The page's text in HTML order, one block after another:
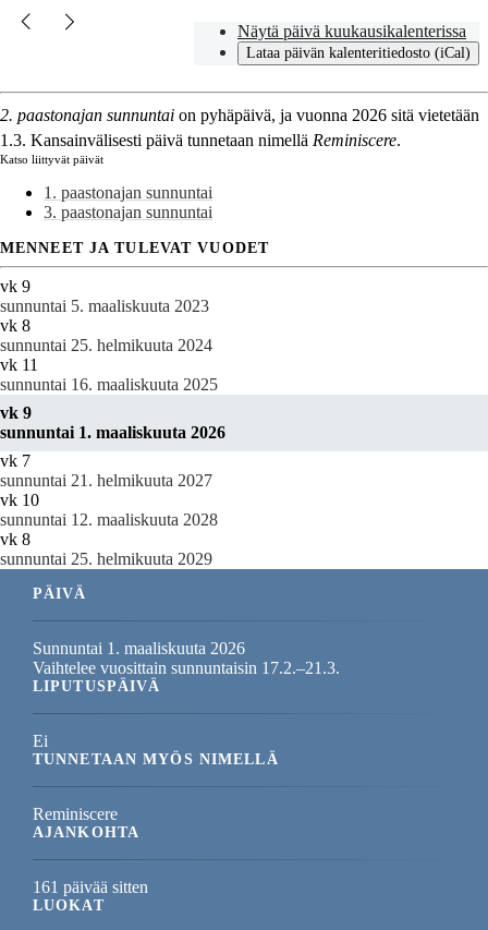
Näytä päivä kuukausikalenterissa
Lataa päivän kalenteritiedosto (iCal)
2. paastonajan sunnuntai on pyhäpäivä, ja vuonna 2026 sitä vietetään
1.3. Kansainvälisesti päivä tunnetaan nimellä Reminiscere.
Katso liittyvät päivät
1. paastonajan sunnuntai
3. paastonajan sunnuntai
MENNEET JA TULEVAT VUODET
vk 9
sunnuntai 5. maaliskuuta 2023
vk 8
sunnuntai 25. helmikuuta 2024
vk 11
sunnuntai 16. maaliskuuta 2025
vk 9
sunnuntai 1. maaliskuuta 2026
vk 7
sunnuntai 21. helmikuuta 2027
vk 10
sunnuntai 12. maaliskuuta 2028
vk 8
sunnuntai 25. helmikuuta 2029
PÄIVÄ
Sunnuntai 1. maaliskuuta 2026
Vaihtelee vuosittain sunnuntaisin 17.2.–21.3.
LIPUTUSPÄIVÄ
Ei
TUNNETAAN MYÖS NIMELLÄ
Reminiscere
AJANKOHTA
161 päivää sitten
LUOKAT